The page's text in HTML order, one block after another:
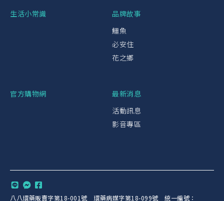
生活小常識
品牌故事
鱷魚
必安住
花之鄉
官方購物網
最新消息
活動訊息
影音專區
八八環藥販賣字第18-001號 環藥病媒字第18-099號 統一編號：